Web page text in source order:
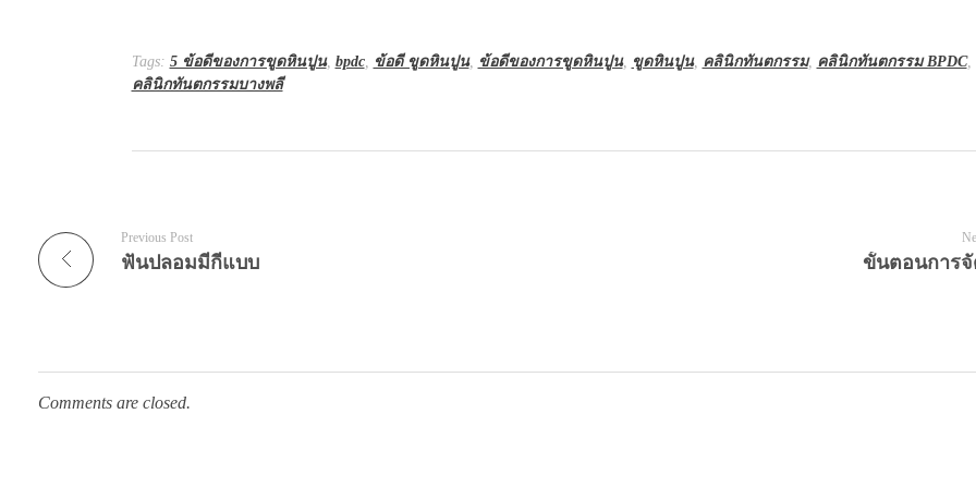
Tags: 5 ข้อดีของการขูดหินปูน, bpdc, ข้อดี ขูดหินปูน, ข้อดีของการขูดหินปูน, ขูดหินปูน, คลินิกทันตกรรม, คลินิกทันตกรรม BPDC,
คลินิกทันตกรรมบางพลี
Previous Post
ฟันปลอมมีกี่แบบ ขั้นตอนการ
Comments are closed.